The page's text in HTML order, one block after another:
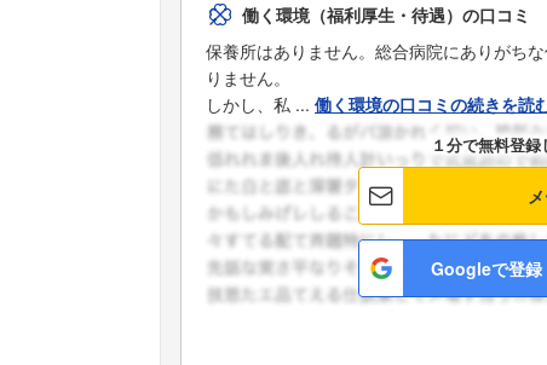
働く環境（福利厚生・待遇）の口コミ
保養所はありません。総合病院にありがち
りません。
しかし、私 ... 働く環境の口コミの続きを読
１分で無料登
Googleで登録